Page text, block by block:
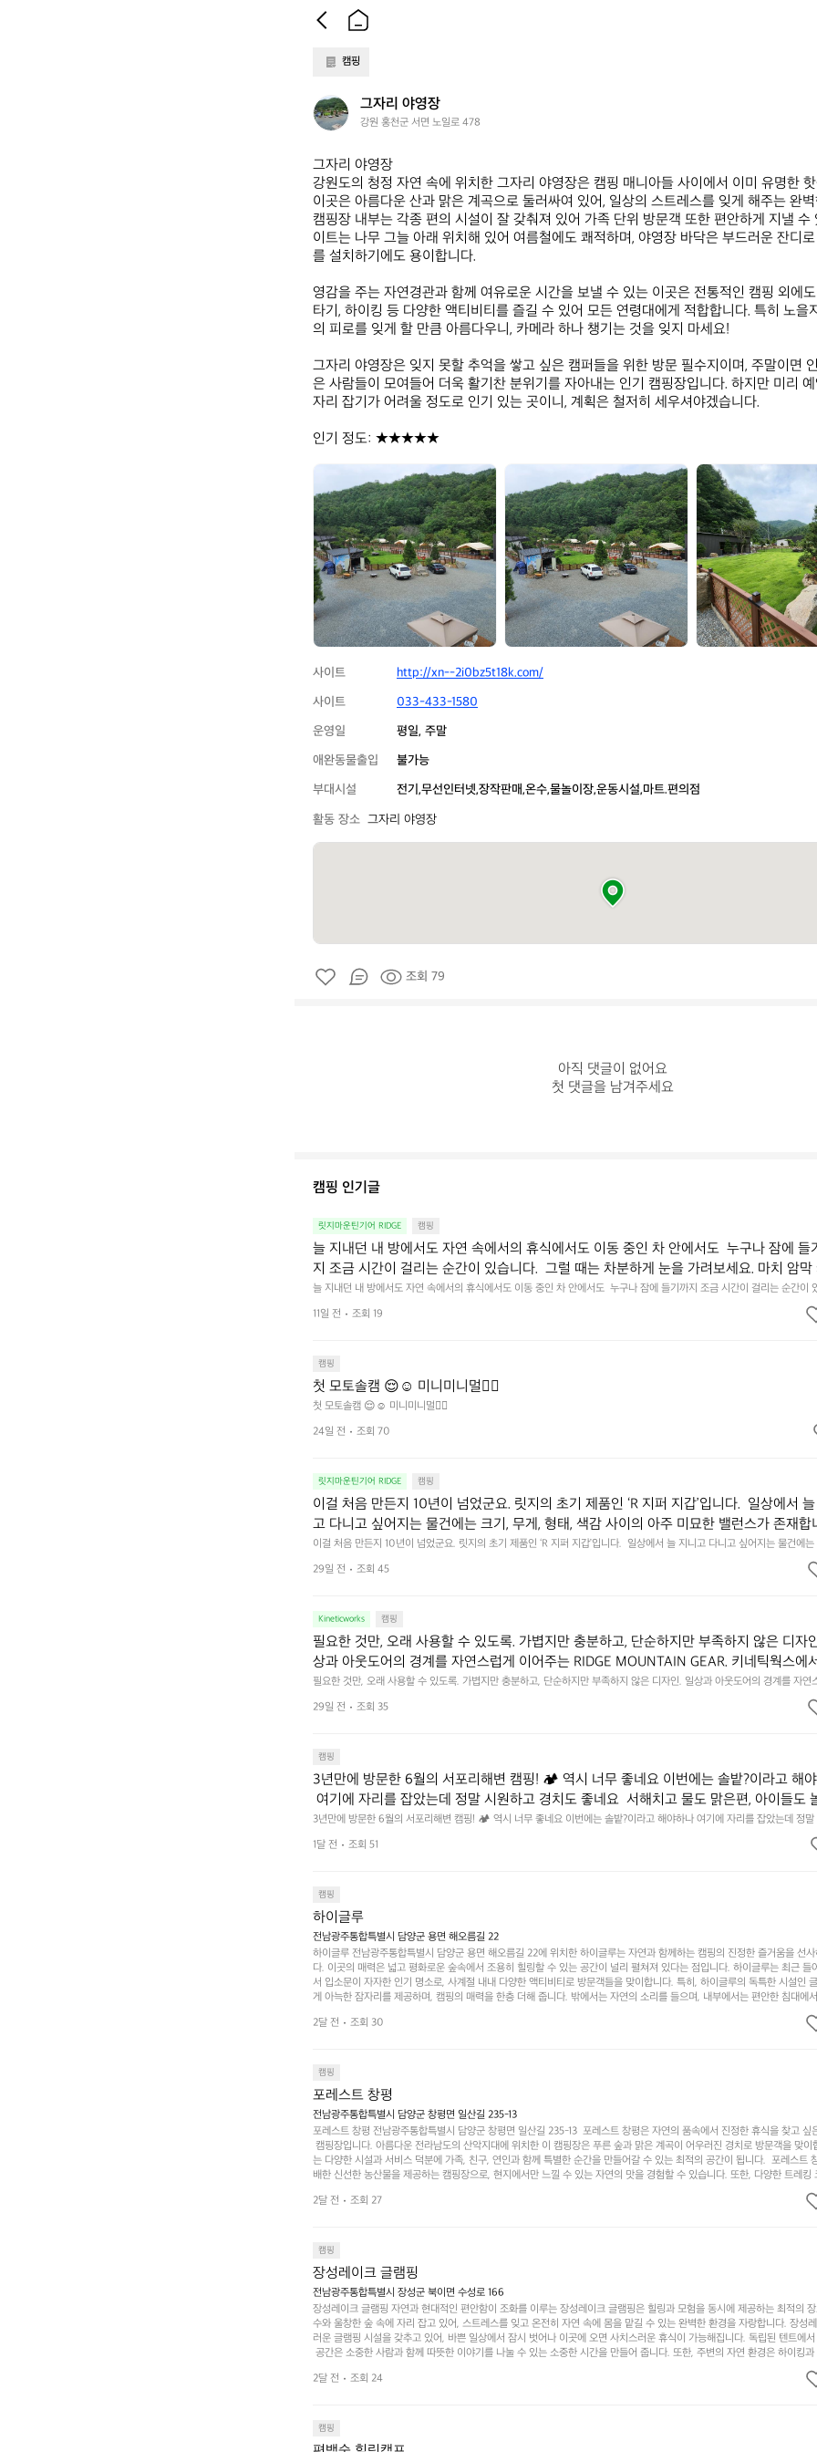
캠핑
그
자
야
영
장
그자리 야영장
강원 홍천군 서면 노일로 478
그자리 야영장
강원도의 청정 자연 속에 위치한 그자리 야영장은 캠핑 매니아들 사이에서 이미 유명한
이곳은 아름다운 산과 맑은 계곡으로 둘러싸여 있어, 일상의 스트레스를 잊게 해주는 완
캠핑장 내부는 각종 편의 시설이 잘 갖춰져 있어 가족 단위 방문객 또한 편안하게 지낼 수
이트는 나무 그늘 아래 위치해 있어 여름철에도 쾌적하며, 야영장 바닥은 부드러운 잔디
를 설치하기에도 용이합니다.
영감을 주는 자연경관과 함께 여유로운 시간을 보낼 수 있는 이곳은 전통적인 캠핑 외에
타기, 하이킹 등 다양한 액티비티를 즐길 수 있어 모든 연령대에게 적합합니다. 특히 노을
의 피로를 잊게 할 만큼 아름다우니, 카메라 하나 챙기는 것을 잊지 마세요!
그자리 야영장은 잊지 못할 추억을 쌓고 싶은 캠퍼들을 위한 방문 필수지이며, 주말이면
은 사람들이 모여들어 더욱 활기찬 분위기를 자아내는 인기 캠핑장입니다. 하지만 미리
자리 잡기가 어려울 정도로 인기 있는 곳이니, 계획은 철저히 세우셔야겠습니다.
인기 정도: ★★★★★
그
자
리
야
영
장
그
자
리
야
영
장
그
자
리
야
영
장
사이트
http://xn--2i0bz5t18k.com/
사이트
033-433-1580
운영일
평일, 주말
애완동물출입
불가능
부대시설
전기,무선인터넷,장작판매,온수,물놀이장,운동시설,마트.편의점
활동 장소 그자리 야영장
조회 79
아직 댓글이 없어요
첫 댓글을 남겨주세요
캠핑 인기글
릿지마운틴기어 RIDGE 캠핑
늘 지내던 내 방에서도 자연 속에서의 휴식에서도 이동 중인 차 안에서도  누구나 잠에 들
지 조금 시간이 걸리는 순간이 있습니다.  그럴 때는 차분하게 눈을 가려보세요. 마치 암막
을 조용히 내리듯이.  Polartec® Wind Pro™의 온기가 눈가를 포근히 감싸줍니다.  차가운
를 차단하고, 얼굴에 밀착하여 빛을 막아줍니다.  이 슬립 웜을 쓰는 것만으로 그곳은 나만
늘 지내던 내 방에서도 자연 속에서의 휴식에서도 이동 중인 차 안에서도  누구나 잠에 들기까지 조금 시간이 걸리는 순간이
다.  그럴 때는 차분하게 눈을 가려보세요. 마치 암막 커튼을 조용히 내리듯이.  Polartec® Wind Pro™의 온기가 눈가를 포
줍니다.  차가운 공기를 차단하고, 얼굴에 밀착하여 빛을 막아줍니다.  이 슬립 웜을 쓰는 것만으로 그곳은 나만의 밤이 됩니
11일 전 조회 19
캠핑
첫 모토솔캠 😌☺️ 미니미니멀👌🏼
첫 모토솔캠 😌☺️ 미니미니멀👌🏼
24일 전
조회 70
릿지마운틴기어 RIDGE 캠핑
이걸 처음 만든지 10년이 넘었군요. 릿지의 초기 제품인 ‘R 지퍼 지갑’입니다.  일상에서
고 다니고 싶어지는 물건에는 크기, 무게, 형태, 색감 사이의 아주 미묘한 밸런스가 존재합
예를 들자면 일에 집중하느라 책상 위 가장자리에 대충 걸쳐 놓아도 시야에 걸리적거리
것. R 지퍼 지갑은 바로 그 위화감 없는 균형감에서 출발했습니다.  그중에서도 슬림함에
이걸 처음 만든지 10년이 넘었군요. 릿지의 초기 제품인 ‘R 지퍼 지갑’입니다.  일상에서 늘 지니고 다니고 싶어지는 물건에
무게, 형태, 색감 사이의 아주 미묘한 밸런스가 존재합니다.  예를 들자면 일에 집중하느라 책상 위 가장자리에 대충 걸쳐 놓
야에 걸리적거리지 않는 것. R 지퍼 지갑은 바로 그 위화감 없는 균형감에서 출발했습니다.  그중에서도 슬림함에 철저히 집
29일 전 조회 45
Kineticworks 캠핑
필요한 것만, 오래 사용할 수 있도록. 가볍지만 충분하고, 단순하지만 부족하지 않은 디자
상과 아웃도어의 경계를 자연스럽게 이어주는 RIDGE MOUNTAIN GEAR. 키네틱웍스에
나보세요.
필요한 것만, 오래 사용할 수 있도록. 가볍지만 충분하고, 단순하지만 부족하지 않은 디자인. 일상과 아웃도어의 경계를 자연
29일 전
조회 35
캠핑
3년만에 방문한 6월의 서포리해변 캠핑! 🏕 역시 너무 좋네요 이번에는 솔밭?이라고 해
여기에 자리를 잡았는데 정말 시원하고 경치도 좋네요  서해치고 물도 맑은편, 아이들도
좋고 1박 2일은 넘 짧게 느껴지네요  .1박 1동 1만원 (수금은 7시쯤, 동네에서 관리) .수금
음식물.쓰레기봉투를 1개씩 나누어줌 .솔밭에 바로 화장실있음 .5분거리 cu .2분거리 음
3년만에 방문한 6월의 서포리해변 캠핑! 🏕 역시 너무 좋네요 이번에는 솔밭?이라고 해야하나 여기에 자리를 잡았는데 정말
고 경치도 좋네요  서해치고 물도 맑은편, 아이들도 놀기 좋고 1박 2일은 넘 짧게 느껴지네요  .1박 1동 1만원 (수금은 7시쯤,
관리) .수금하면서 음식물.쓰레기봉투를 1개씩 나누어줌 .솔밭에 바로 화장실있음 .5분거리 cu .2분거리 음식점  항구에서부
1달 전 조회 51
캠핑
하이글루
전남광주통합특별시 담양군 용면 해오름길 22
하이글루 전남광주통합특별시 담양군 용면 해오름길 22에 위치한 하이글루는 자연과 함께하는 캠핑의 진정한 즐거움을 선
다. 이곳의 매력은 넓고 평화로운 숲속에서 조용히 힐링할 수 있는 공간이 널리 펼쳐져 있다는 점입니다. 하이글루는 최근 들
서 입소문이 자자한 인기 명소로, 사계절 내내 다양한 액티비티로 방문객들을 맞이합니다. 특히, 하이글루의 독특한 시설인
게 아늑한 잠자리를 제공하며, 캠핑의 매력을 한층 더해 줍니다. 밖에서는 자연의 소리를 들으며, 내부에서는 편안한 침대에
있는 완벽한 조화가 이루어집니다. 이곳의 장점은 또 다른 캠핑의 매력인 바베큐 파티를 즐길 수 있는 공간이 마련되어 있어
은 시간을 보낼 수 있다는 것입니다. 또한, 하이글루 인근에는 다양한 트레킹 코스와 자전거 도로가 있어 아웃도어 활동을 좋
나누는 이야기들은 여러분의 캠핑 여행을 더욱 특별하게 만들어 줄 것입니다.  인기 정도: ★★★★★
2달 전 조회 30
캠핑
포레스트 창평
전남광주통합특별시 담양군 창평면 일산길 235-13
포레스트 창평 전남광주통합특별시 담양군 창평면 일산길 235-13  포레스트 창평은 자연의 품속에서 진정한 휴식을 찾고 싶
캠핑장입니다. 아름다운 전라남도의 산악지대에 위치한 이 캠핑장은 푸른 숲과 맑은 계곡이 어우러진 경치로 방문객을 맞이
는 다양한 시설과 서비스 덕분에 가족, 친구, 연인과 함께 특별한 순간을 만들어갈 수 있는 최적의 공간이 됩니다.  포레스트
배한 신선한 농산물을 제공하는 캠핑장으로, 현지에서만 느낄 수 있는 자연의 맛을 경험할 수 있습니다. 또한, 다양한 트레킹
캠퍼들이 탐험과 모험의 짜릿함을 누릴 수 있도록 만들어졌습니다. 저녁에는 별빛 아래에서 바베큐 파티를 즐기거나, 잔잔
은 숙면을 취할 수 있는 기회를 제공합니다.  이곳은 자연과의 완벽한 조화를 이루며, 다채로운 야외 활동을 제공합니다. 특
순한 캠핑 그 이상을 제공하며, 자연을 사랑하는 모든 이들에게 꼭 한번 경험해봐야 할 장소로 자리잡았습니다.  인기 정
2달 전 조회 27
캠핑
장성레이크 글램핑
전남광주통합특별시 장성군 북이면 수성로 166
장성레이크 글램핑 자연과 현대적인 편안함이 조화를 이루는 장성레이크 글램핑은 힐링과 모험을 동시에 제공하는 최적의
수와 울창한 숲 속에 자리 잡고 있어, 스트레스를 잊고 온전히 자연 속에 몸을 맡길 수 있는 완벽한 환경을 자랑합니다. 장성
러운 글램핑 시설을 갖추고 있어, 바쁜 일상에서 잠시 벗어나 이곳에 오면 사치스러운 휴식이 가능해집니다. 독립된 텐트에
공간은 소중한 사람과 함께 따뜻한 이야기를 나눌 수 있는 소중한 시간을 만들어 줍니다. 또한, 주변의 자연 환경은 하이킹
액티비티를 즐기기에 그야말로 완벽한 조건을 갖추고 있습니다. 이곳에서의 캠핑은 단순한 숙박이 아닌, 가족과 친구들과
하는 시간이 될 것입니다. 특히 식사를 좋아하는 분들에게는 매주 특별한 바비큐 파티와 지역에서 나는 신선한 재료로 만든
사람들과 함께하세요. 당신의 대자연 속 힐링을 기다리는 장성레이크 글램핑은 언젠가 반드시 방문해봐야 할 명소로 자리매
도: ★★★★★
2달 전 조회 24
캠핑